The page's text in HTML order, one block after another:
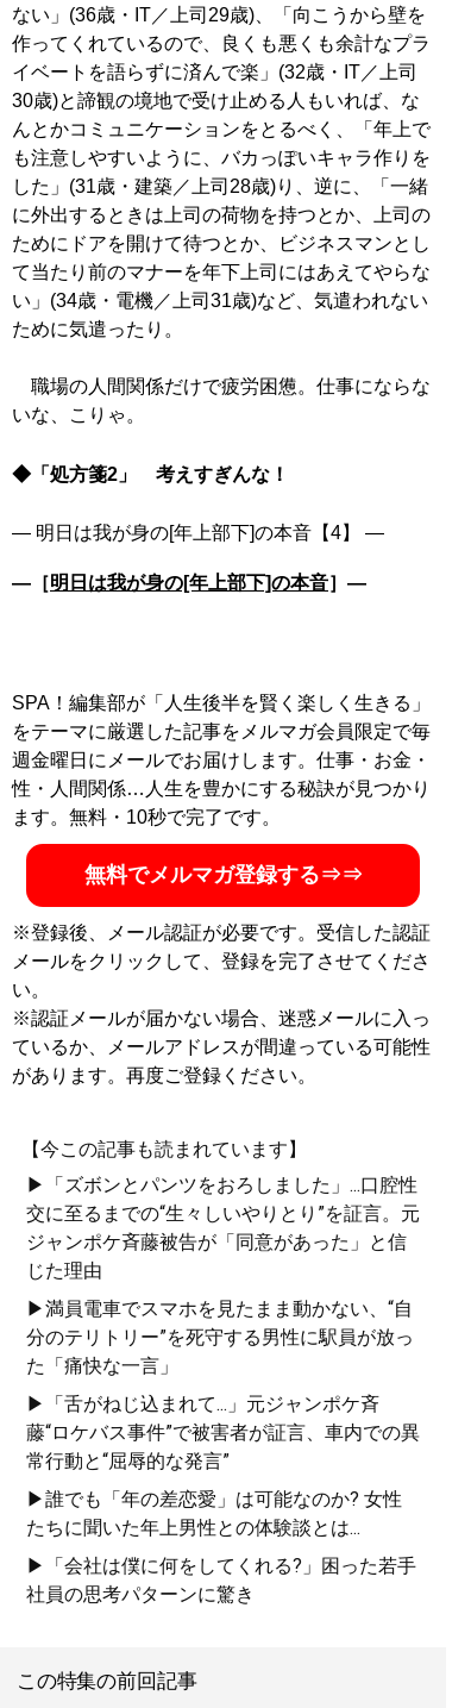
ない」(36歳・IT／上司29歳)、「向こうから壁を
作ってくれているので、良くも悪くも余計なプラ
イベートを語らずに済んで楽」(32歳・IT／上司
30歳)と諦観の境地で受け止める人もいれば、な
んとかコミュニケーションをとるべく、「年上で
も注意しやすいように、バカっぽいキャラ作りを
した」(31歳・建築／上司28歳)り、逆に、「一緒
に外出するときは上司の荷物を持つとか、上司の
ためにドアを開けて待つとか、ビジネスマンとし
て当たり前のマナーを年下上司にはあえてやらな
い」(34歳・電機／上司31歳)など、気遣われない
ために気遣ったり。
職場の人間関係だけで疲労困憊。仕事にならな
いな、こりゃ。
◆「処方箋2」 考えすぎんな！
―［明日は我が身の[年上部下]の本音］―
SPA！編集部が「人生後半を賢く楽しく生きる」
をテーマに厳選した記事をメルマガ会員限定で毎
週金曜日にメールでお届けします。仕事・お金・
性・人間関係…人生を豊かにする秘訣が見つかり
ます。無料・10秒で完了です。
無料でメルマガ登録する⇒⇒
※登録後、メール認証が必要です。受信した認証
メールをクリックして、登録を完了させてくださ
い。
※認証メールが届かない場合、迷惑メールに入っ
ているか、メールアドレスが間違っている可能性
があります。再度ご登録ください。
【今この記事も読まれています】
▶「ズボンとパンツをおろしました」...口腔性
交に至るまでの“生々しいやりとり”を証言。元
ジャンポケ斉藤被告が「同意があった」と信
じた理由
▶満員電車でスマホを見たまま動かない、“自
分のテリトリー”を死守する男性に駅員が放っ
た「痛快な一言」
▶「舌がねじ込まれて...」元ジャンポケ斉
藤“ロケバス事件”で被害者が証言、車内での異
常行動と“屈辱的な発言”
▶誰でも「年の差恋愛」は可能なのか? 女性
たちに聞いた年上男性との体験談とは...
▶「会社は僕に何をしてくれる?」困った若手
社員の思考パターンに驚き
この特集の前回記事